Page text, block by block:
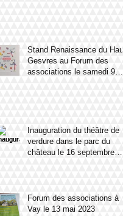
Stand Renaissance du Haut
Gesvres au Forum des
associations le samedi 9
Inauguration du théâtre de
verdure dans le parc du
château le 16 septembre
Forum des associations à
Vay le 13 mai 2023